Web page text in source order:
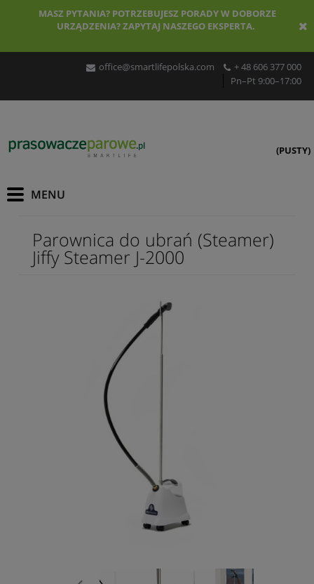
MASZ PYTANIA? POTRZEBUJESZ PORADY W DOBORZE
URZĄDZENIA? ZAPYTAJ NASZEGO EKSPERTA.
office@smartlifepolska.com
+ 48 606 377 000
Pn–Pt 9:00–17:00
(PUSTY)
Parownica do ubrań (Steamer)
Jiffy Steamer J-2000